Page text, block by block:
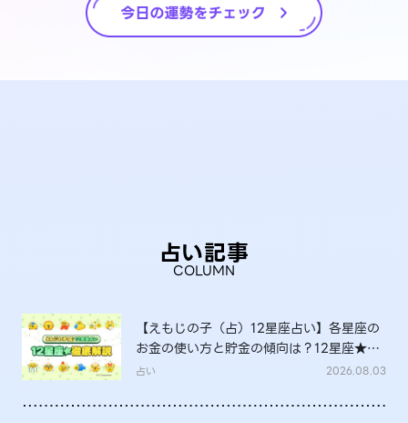
占い記事
COLUMN
【えもじの子（占）12星座占い】各星座の
お金の使い方と貯金の傾向は？12星座★徹
底解説
占い 2026.08.03